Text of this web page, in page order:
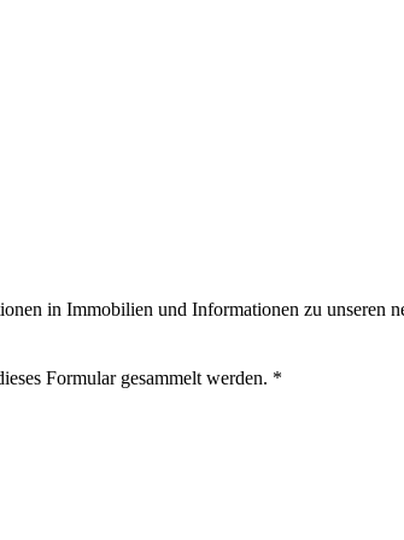
in Immobilien und Informationen zu unseren
Formular gesammelt werden. *